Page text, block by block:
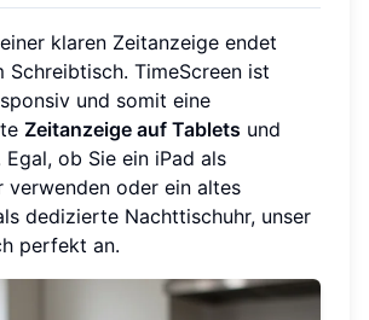
klaren Zeitanzeige endet
Schreibtisch. TimeScreen ist
und somit eine
Zeitanzeige auf Tablets und
ob Sie ein iPad als
verwenden oder ein altes
dedizierte Nachttischuhr, unser
perfekt an.